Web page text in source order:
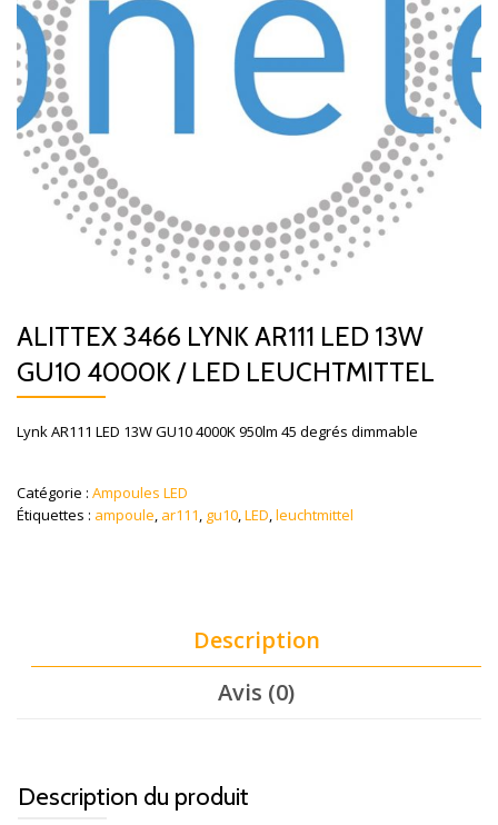
ALITTEX 3466 LYNK AR111 LED 13W
GU10 4000K / LED LEUCHTMITTEL
Lynk AR111 LED 13W GU10 4000K 950lm 45 degrés dimmable
Catégorie : Ampoules LED
Étiquettes : ampoule, ar111, gu10,LED,leuchtmittel
Description
Avis (0)
Description du produit